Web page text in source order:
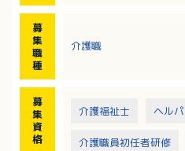
ど）
12：30 口腔ケア、昼休憩
13：40 プログラム（脳
14：30 トイレ休憩、お
募
集
職
種
介護職
募
集
資
格
介護福祉士 ヘル
介護職員初任者研修